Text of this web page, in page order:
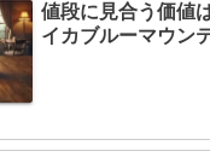
値段に見合う価値
イカブルーマウン